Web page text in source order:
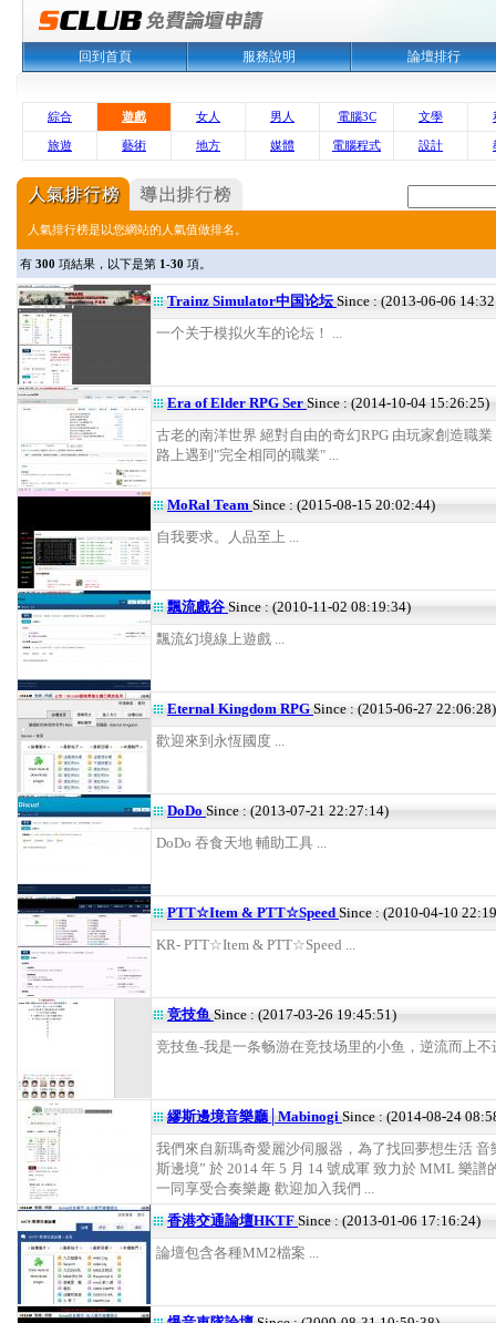
回到首頁 服務說明 論壇排行
綜合 遊戲 女人 男人 電腦3C 文學
旅遊 藝術 地方 媒體 電腦程式 設計
人氣排行榜是以您網站的人氣值做排名。
有 300 項結果，以下是第 1-30 項。
Trainz Simulator中国论坛Since : (2013-06-06
一个关于模拟火车的论坛！ ...
Era of Elder RPG Ser Since : (2014-10-04 15:26:25)
古老的南洋世界 絕對自由的奇幻RPG 由玩家創造職
路上遇到"完全相同的職業" ...
MoRal Team Since : (2015-08-15 20:02:44)
自我要求。人品至上 ...
飄流戲谷Since : (2010-11-02 08:19:34)
飄流幻境線上遊戲 ...
Eternal Kingdom RPG Since : (2015-06-27 22:06:28)
歡迎來到永恆國度 ...
DoDo Since : (2013-07-21 22:27:14)
DoDo 吞食天地 輔助工具 ...
PTT☆Item & PTT☆SpeedSince : (2010-04-10
KR- PTT☆Item & PTT☆Speed ...
竞技鱼 Since : (2017-03-26 19:45:51)
竞技鱼-我是一条畅游在竞技场里的小鱼，逆流而上不
繆斯邊境音樂廳│Mabinogi Since : (2014-08-24
我們來自新瑪奇愛麗沙伺服器，為了找回夢想生活 音
斯邊境” 於 2014 年 5 月 14 號成軍 致力於 MML 樂譜
一同享受合奏樂趣 歡迎加入我們 ...
香港交通論壇HKTF Since : (2013-01-06 17:16:24)
論壇包含各種MM2檔案 ...